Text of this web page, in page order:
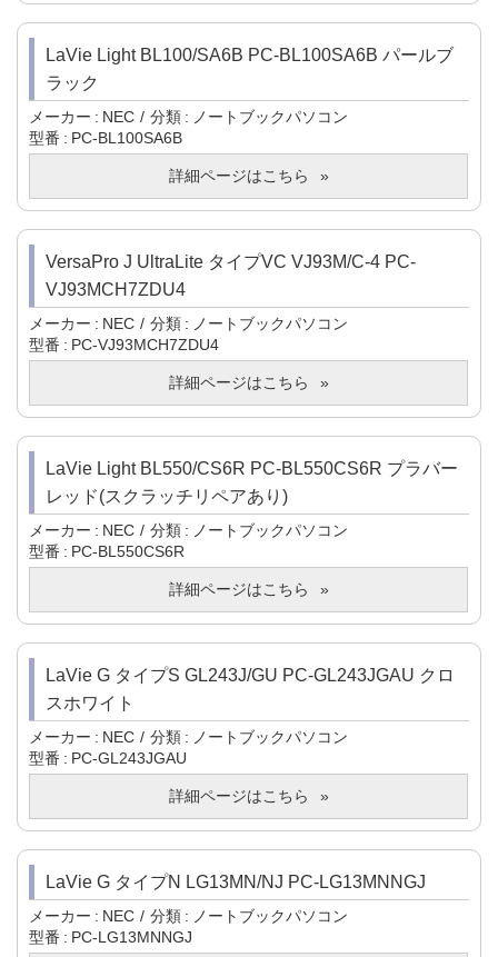
LaVie Light BL100/SA6B PC-BL100SA6B パールブ
ラック
メーカー NEC 分類
ノートブックパソコン
型番
PC-BL100SA6B
詳細ページはこちら
VersaPro J UltraLite タイプVC VJ93M/C-4 PC-
VJ93MCH7ZDU4
メーカー NEC 分類
ノートブックパソコン
型番
PC-VJ93MCH7ZDU4
詳細ページはこちら
LaVie Light BL550/CS6R PC-BL550CS6R プラバー
レッド(スクラッチリペアあり)
メーカー NEC 分類
ノートブックパソコン
型番
PC-BL550CS6R
詳細ページはこちら
LaVie G タイプS GL243J/GU PC-GL243JGAU クロ
スホワイト
メーカー NEC 分類
ノートブックパソコン
型番
PC-GL243JGAU
詳細ページはこちら
LaVie G タイプN LG13MN/NJ PC-LG13MNNGJ
メーカー NEC 分類
ノートブックパソコン
型番
PC-LG13MNNGJ